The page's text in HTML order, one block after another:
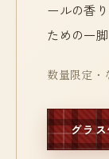
ールの香
ための一脚
数量限定・
グラ